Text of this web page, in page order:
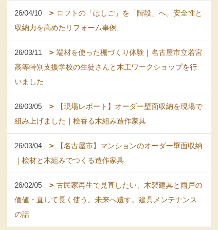
26/04/10
ロフトの「はしご」を「階段」へ。安全性と
収納力を高めたリフォーム事例
26/03/11
端材を使った棚づくり体験｜名古屋市立若宮
高等特別支援学校の生徒さんと木工ワークショップを行
いました
26/03/05
【現場レポート】オーダー壁面収納を現場で
組み上げました｜桧香る木組み造作家具
26/03/04
【名古屋市】マンションのオーダー壁面収納
｜桧材と木組みでつくる造作家具
26/02/05
古民家再生で見直したい、木製建具と雨戸の
価値・直して長く使う。未来へ遺す。建具メンテナンス
の話